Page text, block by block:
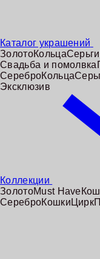
Каталог украшений
ЗолотоКольцаСерьги
Свадьба и помолвка
СереброКольца
Эксклюзив
Коллекции
ЗолотоMust Have
СереброКошки Цирк